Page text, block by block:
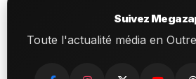
Suivez
Toute l'actualité média en